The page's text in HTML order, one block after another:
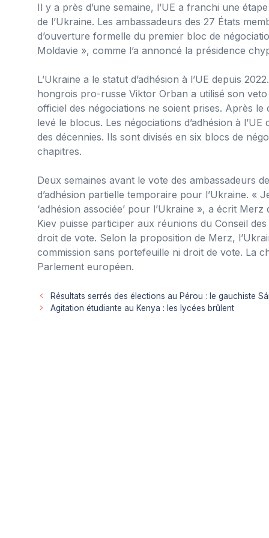
Il y a près d’une semaine, l’UE a franchi une
de l’Ukraine. Les ambassadeurs des 27 États
d’ouverture formelle du premier bloc de
Moldavie », comme l’a annoncé la présidence
L’Ukraine a le statut d’adhésion à l’UE depuis
hongrois pro-russe Viktor Orban a utilisé son
officiel des négociations ne soient prises. Après
levé le blocus. Les négociations d’adhésion à
des décennies. Ils sont divisés en six blocs de
chapitres.
Deux semaines avant le vote des ambassadeurs
d’adhésion partielle temporaire pour l’Ukraine. «
‘adhésion associée’ pour l’Ukraine », a écrit
Kiev puisse participer aux réunions du Conseil
droit de vote. Selon la proposition de Merz,
commission sans portefeuille ni droit de vote. La
Parlement européen.
Résultats serrés des élections au Pérou : le gauchiste
Agitation étudiante au Kenya : les lycées brûlent